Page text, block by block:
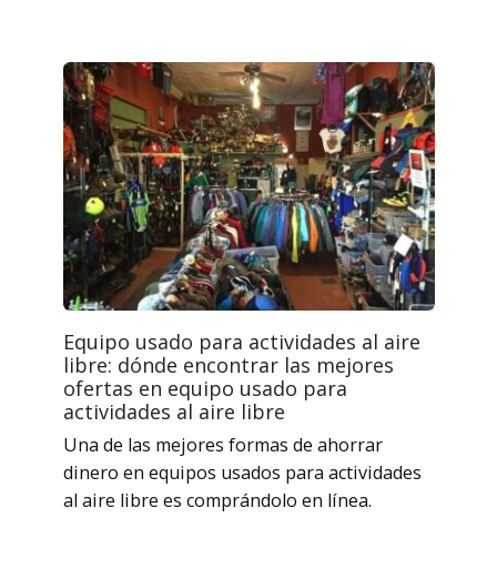
Equipo usado para actividades al aire
libre: dónde encontrar las mejores
ofertas en equipo usado para
actividades al aire libre
Una de las mejores formas de ahorrar
dinero en equipos usados ​​para actividades
al aire libre es comprándolo en línea.